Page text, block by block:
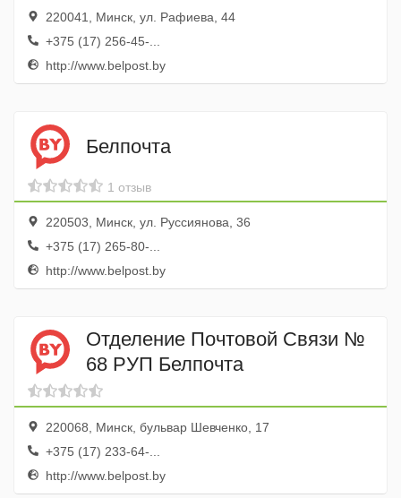
220041, Минск, ул. Рафиева, 44
+375 (17) 256-45-...
http://www.belpost.by
Белпочта
1 отзыв
220503, Минск, ул. Руссиянова, 36
+375 (17) 265-80-...
http://www.belpost.by
Отделение Почтовой Связи №
68 РУП Белпочта
220068, Минск, бульвар Шевченко, 17
+375 (17) 233-64-...
http://www.belpost.by